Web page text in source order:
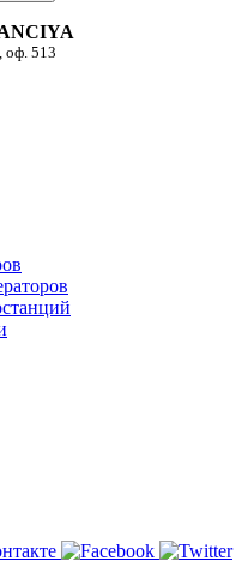
оф. 513